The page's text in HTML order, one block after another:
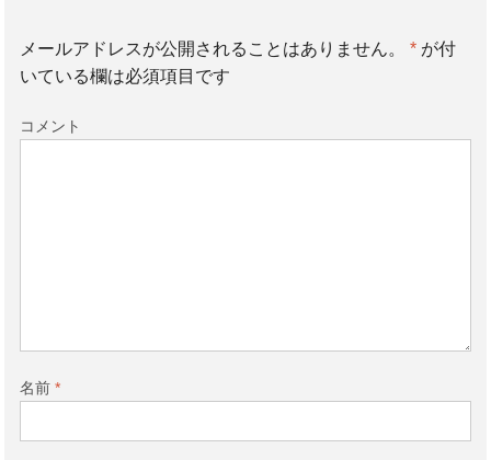
メールアドレスが公開されることはありません。 *が付
いている欄は必須項目です
コメント
名前 *